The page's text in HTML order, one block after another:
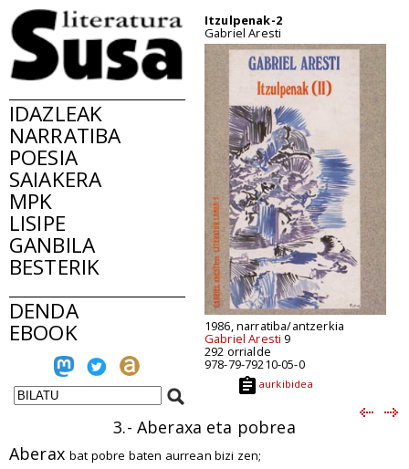
IDAZLEAK
NARRATIBA
POESIA
SAIAKERA
MPK
LISIPE
GANBILA
BESTERIK
DENDA
EBOOK
Itzulpenak-2
Gabriel Aresti
1986, narratiba/antzerkia
Gabriel Aresti 9
292 orrialde
978-79-79210-05-0
aurkibidea
3.- Aberaxa eta pobrea
Aberaxbat pobre baten aurrean bizi zen;